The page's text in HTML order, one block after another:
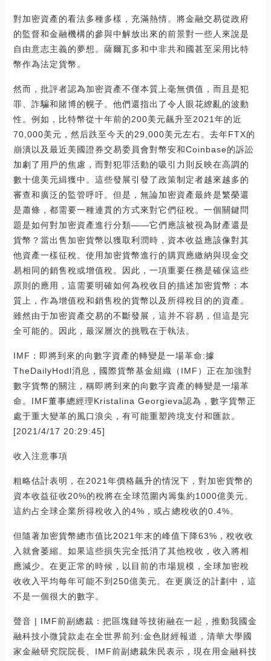
對加密資產的看法多種多樣，充滿熱情。將金融交易從政府
的監督和金融機構的參與中解放出來的前景對一些人來說是
自由意志主義的夢想。薩爾瓦多和中非共和國甚至采用比特
幣作為法定貨幣。
然而，批評者認為加密資產不僅本質上毫無價值，而且是犯
罪、詐騙和賭博的幌子。他們還指出了令人眼花繚亂的波動
性。例如，比特幣從十年前的200美元飆升至2021年的近
70,000美元，然后跌至今天的29,000美元左右。去年FTX的
崩潰以及最近美國證券交易委員會對幣安和Coinbase的訴訟
加劇了用戶的焦慮，而對犯罪活動的吸引力則反映在高調的
數十億美元緝獲中。這些發展引發了政策制定者越來越多的
審查和廣泛的監管呼吁。但是，無論加密資產最終是繁榮還
是蕭條，都需要一種連貫的方式來對它們征稅。一個關鍵問
題是如何對加密資產進行分類——它們應該被視為財產還是
貨幣？當出售加密貨幣以獲取利潤時，資本收益應該像對其
他資產一樣征稅。使用加密貨幣進行的購買應繳納與現金交
易相同的銷售稅或增值稅。因此，一項重要任務是確保這些
原則的應用，這需要明確如何為稅收目的描述加密貨幣：本
質上，作為增值稅和銷售稅的貨幣以及所得稅目的的資產。
雖然由于加密資產交易的不斷發展，這并不容易，但這是完
全可能的。因此，最深層次的挑戰在于執法。
IMF：即將到來的向數字資產的轉變是一場革命:據
TheDailyHodl消息，國際貨幣基金組織（IMF）正在加強對
數字貨幣的關注，稱即將到來的向數字資產的轉變是一場革
命。IMF董事總經理Kristalina Georgieva認為，數字貨幣正
處于重大變革的風口浪尖，有可能重塑跨境支付和匯款。
[2021/4/17 20:29:45]
收入注意事項
粗略估計表明，在2021年價格飆升的情況下，對加密貨幣的
資本收益征收20%的稅將在全球范圍內籌集約1000億美元。
這約占全球企業所得稅收入的4%，或占總稅收的0.4%。
但隨著加密貨幣總市值比2021年末的峰值下降63%，稅收收
入就會萎縮。如果這些損失完全抵消了其他稅收，收入將相
應減少。在更正常的時候，以目前的市場規模，全球加密稅
收收入平均每年可能不到250億美元。在更廣泛的計劃中，這
不是一個很大的數字。
聲音 | IMF前副總裁：把區塊鏈等技術融在一起，推動我國金
融科技小微貸款走在全世界前列:金色財經報道，清華大學國
家金融研究院院長、IMF前副總裁朱民表示，現在用金融科技